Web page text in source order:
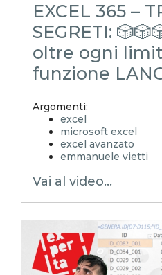
EXCEL 365 –
SEGRETI:
oltre ogni
funzione
Argomenti:
excel
microsoft excel
excel avanzato
emmanuele vietti
excel tutorial ita
reporting in excel
Experta
xlsx
excel magico
excel facile
Vai al video...